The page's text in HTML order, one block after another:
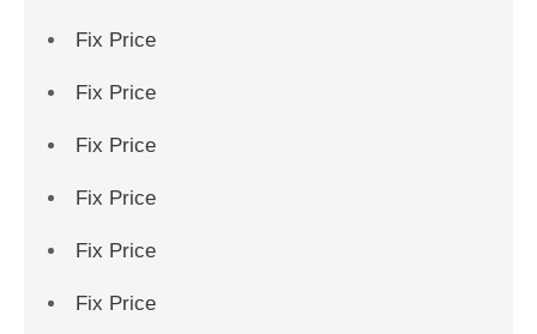
Fix Price
Fix Price
Fix Price
Fix Price
Fix Price
Fix Price